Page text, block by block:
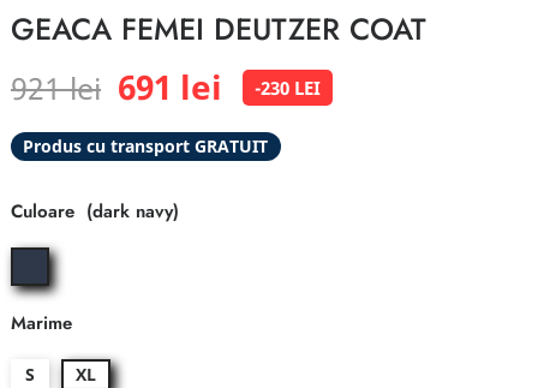
GEACA FEMEI DEUTZER COAT
921 lei 691 lei -230 LEI
Produs cu transport GRATUIT
Culoare
dark
navy
Marime
S XL